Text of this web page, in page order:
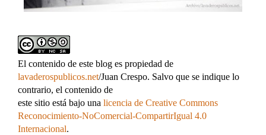
El contenido de este blog es propiedad de
lavaderospublicos.net/Juan Crespo. Salvo que se indique lo
contrario, el contenido de
este sitio está bajo una licencia de Creative Commons
Reconocimiento-NoComercial-CompartirIgual 4.0
Internacional.